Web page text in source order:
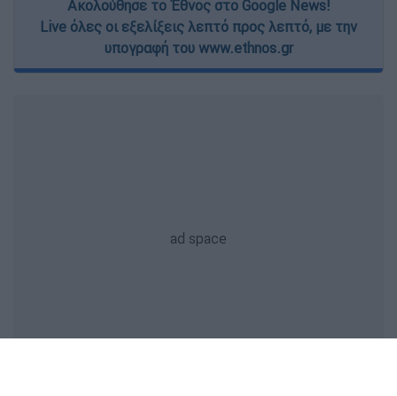
Ακολούθησε το Έθνος στο Google News!
Live όλες οι εξελίξεις λεπτό προς λεπτό, με την
υπογραφή του www.ethnos.gr